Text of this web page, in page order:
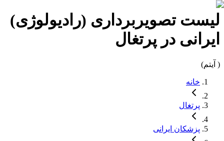
لیستتصویربرداری (رادیولوژی)
ایرانی در پرتغال
( آیتم)
خانه
پرتغال
پزشکان ایرانی